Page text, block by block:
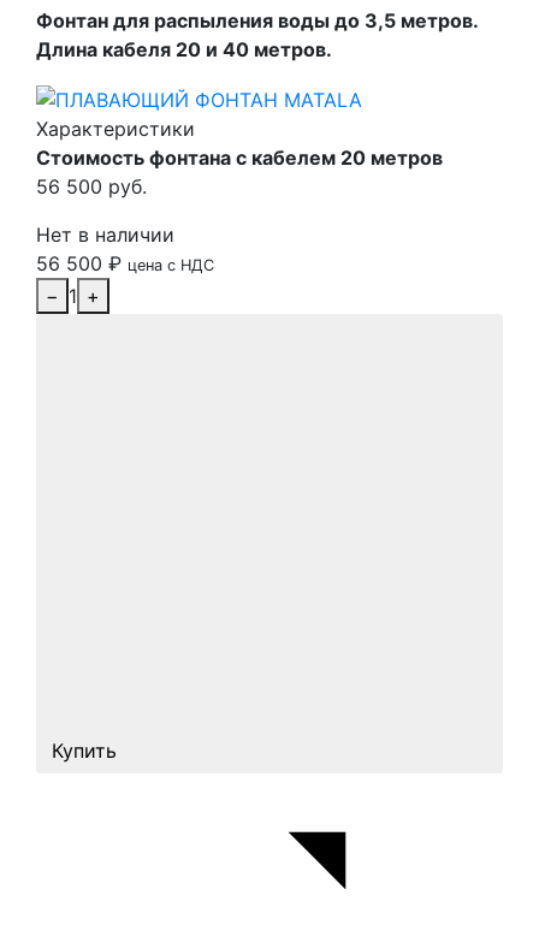
Фонтан для распыления воды до 3,5 метров.
Длина кабеля 20 и 40 метров.
Характеристики
Стоимость фонтана с кабелем 20 метров
56 500 руб.
Нет в наличии
56 500 ₽ цена с НДС
− 1 +
Купить